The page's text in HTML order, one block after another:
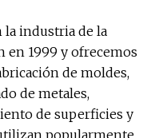
la industria de la
en 1999 y ofrecemos
de moldes,
de metales,
de superficies y
popularmente